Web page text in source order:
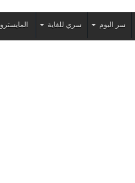
سر اليوم سري للغاية المايسترو